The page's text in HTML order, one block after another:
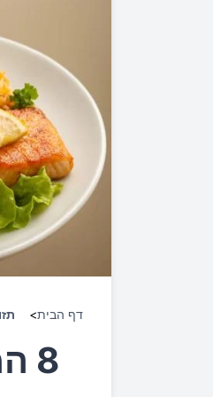
דף הבית>
8 המזונות הכי טובים לכליות שלנו